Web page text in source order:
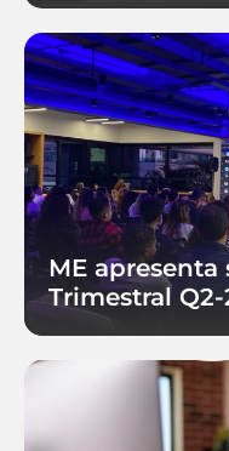
ME apresenta
Trimestral